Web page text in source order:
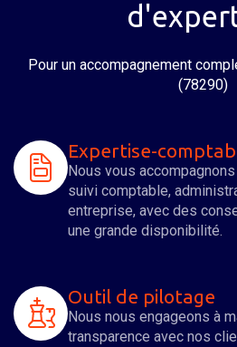
Pour un accompagnement
(78290)
Expertise-
Nous vous
suivi comptable,
entreprise, avec des
une grande disponibilité.
Outil de pilotage
Nous nous engageons à
transparence avec nos